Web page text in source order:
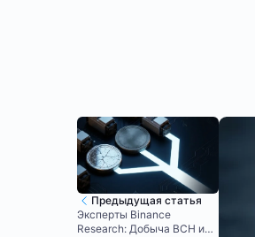
Предыдущая статья
Эксперты Binance
Research: Добыча BCH и